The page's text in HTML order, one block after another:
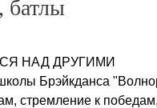
НАД ДРУГИМИ
Брэйкданса
стремление к